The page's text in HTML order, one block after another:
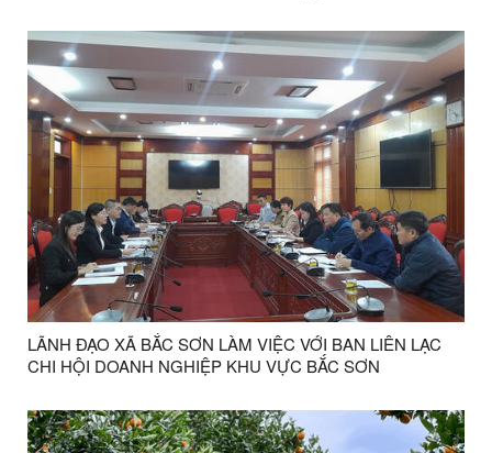
LÃNH ĐẠO XÃ BẮC SƠN LÀM VIỆC VỚI BAN LIÊN LẠC
CHI HỘI DOANH NGHIỆP KHU VỰC BẮC SƠN